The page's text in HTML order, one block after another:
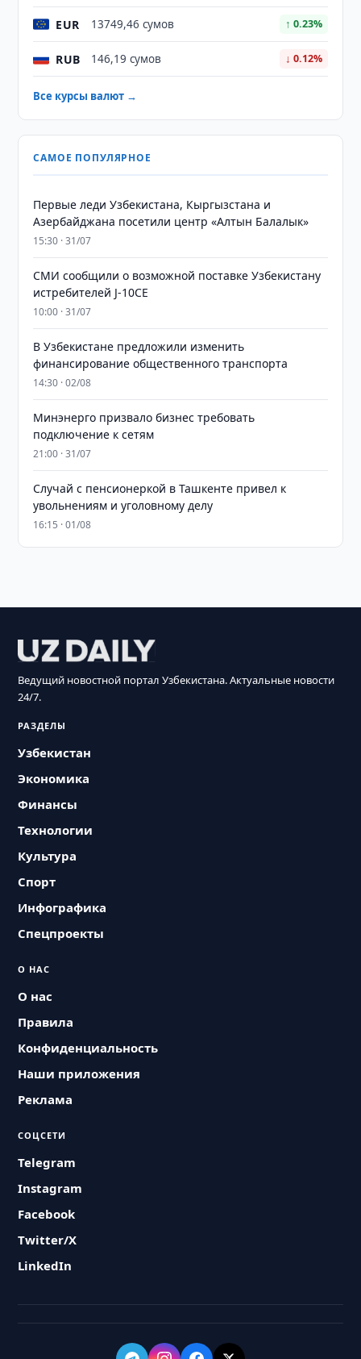
EUR 13749,46 сумов ↑ 0.23%
RUB 146,19 сумов ↓ 0.12%
Все курсы валют →
САМОЕ ПОПУЛЯРНОЕ
Первые леди Узбекистана, Кыргызстана и
Азербайджана посетили центр «Алтын Балалык»
15:30 · 31/07
СМИ сообщили о возможной поставке Узбекистану
истребителей J-10CE
10:00 · 31/07
В Узбекистане предложили изменить
финансирование общественного транспорта
14:30 · 02/08
Минэнерго призвало бизнес требовать
подключение к сетям
21:00 · 31/07
Случай с пенсионеркой в Ташкенте привел к
увольнениям и уголовному делу
16:15 · 01/08
Ведущий новостной портал Узбекистана. Актуальные новости
24/7.
РАЗДЕЛЫ
Узбекистан
Экономика
Финансы
Технологии
Культура
Спорт
Инфографика
Спецпроекты
О НАС
О нас
Правила
Конфиденциальность
Наши приложения
Реклама
СОЦСЕТИ
Telegram
Instagram
Facebook
Twitter/X
LinkedIn